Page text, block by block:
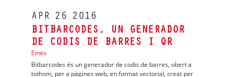
APR 26
2016
BITBARCODES, UN GENERADOR
DE CODIS DE BARRES I QR
Eines
Bitbarcodes és un generador de codis de barres, obert a
tothom, per a pàgines web, en format vectorial, creat per